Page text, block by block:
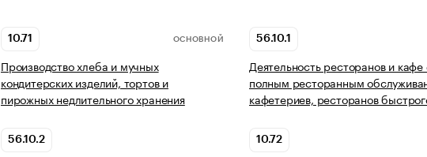
10.71 ОСНОВНОЙ
Производство хлеба и мучных
кондитерских изделий, тортов и
пирожных недлительного хранения
56.10.1
Деятельность ресторанов и кафе
полным ресторанным
кафетериев, ресторанов
56.10.2 10.72